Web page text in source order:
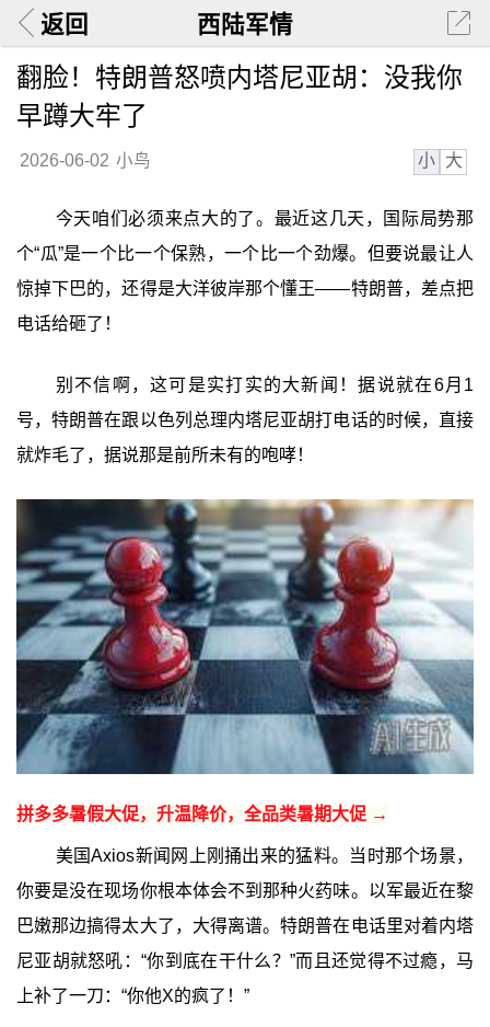
返回 西陆军情
翻脸！特朗普怒喷内塔尼亚胡：没我你
早蹲大牢了
2026-06-02 小鸟 小 大
今天咱们必须来点大的了。最近这几天，国际局势那
个“瓜”是一个比一个保熟，一个比一个劲爆。但要说最让人
惊掉下巴的，还得是大洋彼岸那个懂王——特朗普，差点把
电话给砸了！
别不信啊，这可是实打实的大新闻！据说就在6月1
号，特朗普在跟以色列总理内塔尼亚胡打电话的时候，直接
就炸毛了，据说那是前所未有的咆哮！
拼多多暑假大促，升温降价，全品类暑期大促 →
美国Axios新闻网上刚捅出来的猛料。当时那个场景，
你要是没在现场你根本体会不到那种火药味。以军最近在黎
巴嫩那边搞得太大了，大得离谱。特朗普在电话里对着内塔
尼亚胡就怒吼：“你到底在干什么？”而且还觉得不过瘾，马
上补了一刀：“你他X的疯了！”